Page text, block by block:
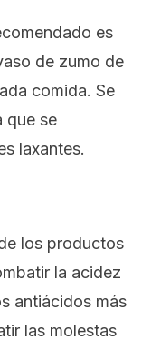
es
de zumo de
comida. Se
que se
laxantes.
los productos
la acidez
antiácidos más
las molestas